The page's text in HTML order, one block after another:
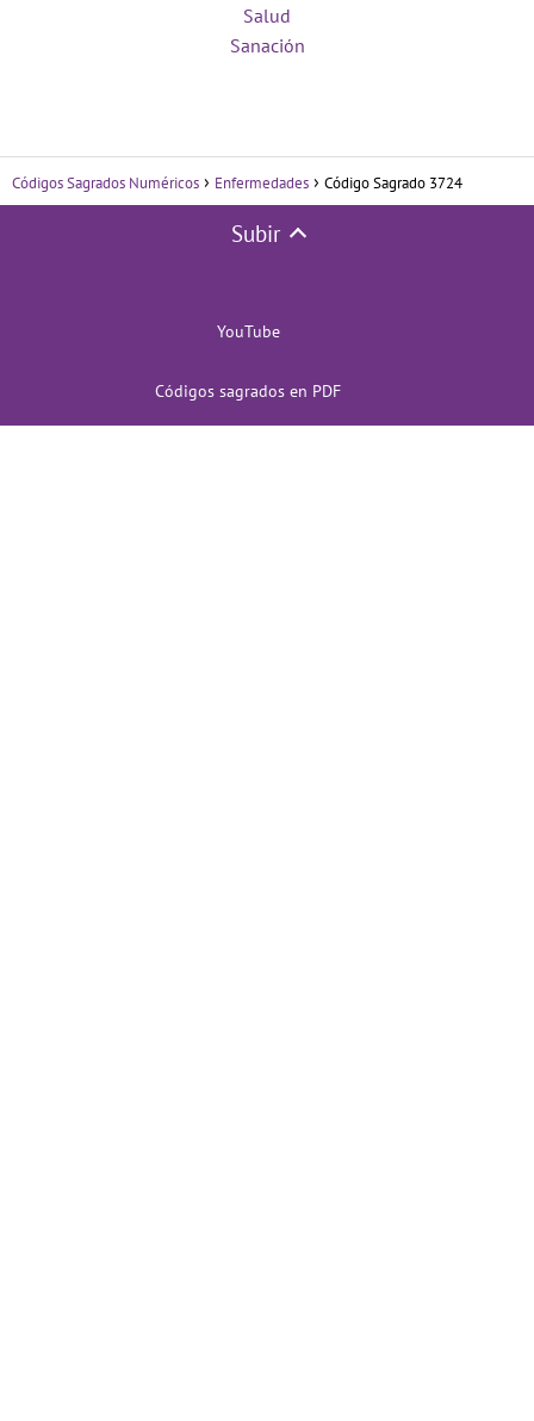
Salud
Sanación
Códigos Sagrados Numéricos Enfermedades Código Sagrado 3724
Subir
YouTube
Códigos sagrados en PDF